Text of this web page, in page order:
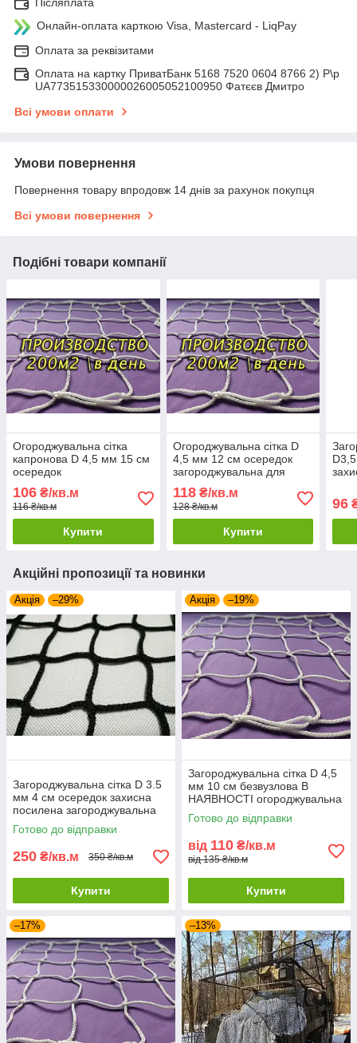
Онлайн-оплата карткою Visa, Mastercard - LiqPay
Оплата за реквізитами
Оплата на картку ПриватБанк 5168 7520 0604 8766 2) Р\р
UA773515330000026005052100950 Фатєєв Дмитро
Всі умови оплати
Умови повернення
Повернення товару впродовж 14 днів за рахунок покупця
Всі умови повернення
Подібні товари компанії
Огороджувальна сітка
капронова D 4,5 мм 15 см
осередок
загороджувальна для
спортзалів стадіонів,
спортмайданчиків
106 ₴/кв.м
116 ₴/кв.м
Купити
Огороджувальна сітка D
4,5 мм 12 см осередок
загороджувальна для
спортзалів стадіонів,
спортмайданчиків
118₴/кв.м
128 ₴/кв.м
Купити
96
Акційні пропозиції та новинки
Акція –29%
Загороджувальна сітка D 3.5
мм 4 см осередок захисна
посилена загороджувальна
для спортзалів стадіонів,
спортмайданчиків
Готово до відправки
250 ₴/кв.м 350 ₴/кв.м
Купити
Акція –19%
Загороджувальна сітка D 4,5
мм 10 см безвузлова В
НАЯВНОСТІ огороджувальна
сітка для спортзалів
стадіонів, спортмайданчик
Готово до відправки
від 110 ₴/кв.м
від 135 ₴/кв.м
Купити
–17% –13%